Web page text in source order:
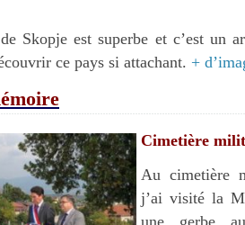
Skopje est superbe et c’est un
ce pays si attachant. +
Cimetière
Au cimetière
j’ai visité la
une gerbe